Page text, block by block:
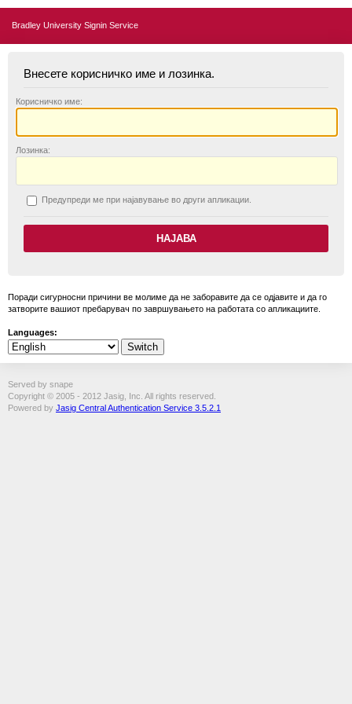
Bradley University Signin Service
Внесете корисничко име и лозинка.
Корисничко име:
Лозинка:
Предупреди ме при најавување во други апликации.
Поради сигурносни причини ве молиме да не заборавите да се одјавите и да го
затворите вашиот пребарувач по завршувањето на работата со апликациите.
Languages:
Served by snape
Copyright © 2005 - 2012 Jasig, Inc. All rights reserved.
Powered by Jasig Central Authentication Service 3.5.2.1